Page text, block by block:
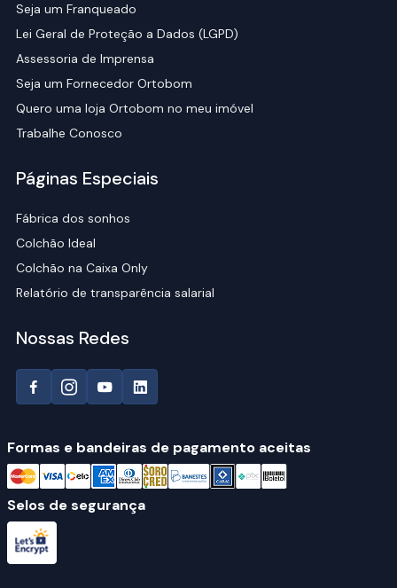
Seja um Franqueado
Lei Geral de Proteção a Dados (LGPD)
Assessoria de Imprensa
Seja um Fornecedor Ortobom
Quero uma loja Ortobom no meu imóvel
Trabalhe Conosco
Páginas Especiais
Fábrica dos sonhos
Colchão Ideal
Colchão na Caixa Only
Relatório de transparência salarial
Nossas Redes
Formas e bandeiras de pagamento aceitas
Selos de segurança